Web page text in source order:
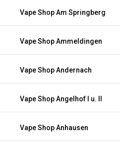
Vape Shop Am Springberg
Vape Shop Ammeldingen
Vape Shop Andernach
Vape Shop Angelhof I u. II
Vape Shop Anhausen